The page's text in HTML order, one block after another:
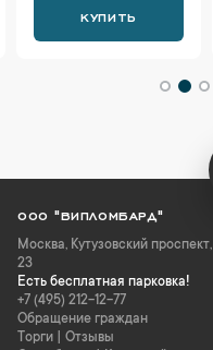
КУПИТЬ
ООО "ВИПЛОМБАРД"
Москва, Кутузовский проспект,
23
Есть бесплатная парковка!
+7 (495) 212-12-77
Обращение граждан
Торги
Отзывы